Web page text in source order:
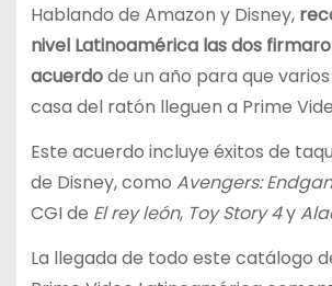
Hablando de Amazon y Disney,
nivel Latinoamérica las dos
acuerdode un año para que
casa del ratón lleguen a Prime
Este acuerdo incluye éxitos de
de Disney, como Avengers:
CGI de El rey león, Toy Story 4y
La llegada de todo este catálogo